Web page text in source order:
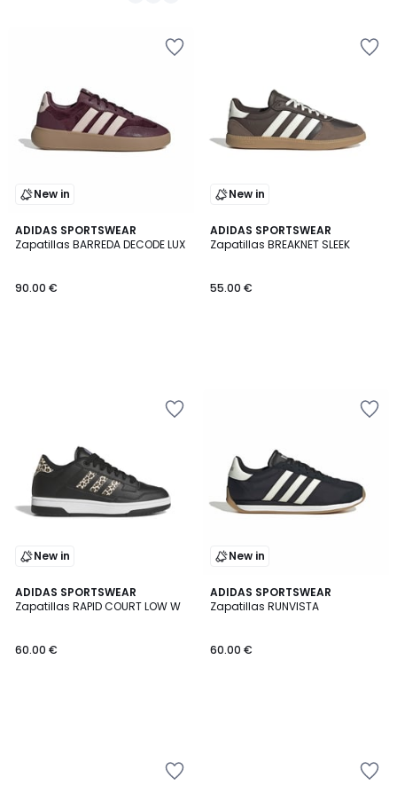
New in
ADIDAS SPORTSWEAR
Zapatillas BARREDA DECODE LUX
90.00 €
New in
ADIDAS SPORTSWEAR
Zapatillas BREAKNET SLEEK
55.00 €
New in
ADIDAS SPORTSWEAR
Zapatillas RAPID COURT LOW W
60.00 €
New in
ADIDAS SPORTSWEAR
Zapatillas RUNVISTA
60.00 €